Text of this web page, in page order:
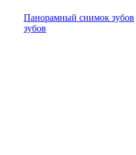
Панорамный снимок зубов
зубов